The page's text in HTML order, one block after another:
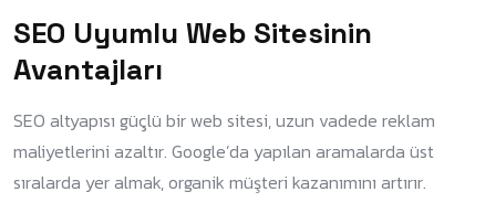
SEO Uyumlu Web Sitesinin
Avantajları
SEO altyapısı güçlü bir web sitesi, uzun vadede reklam
maliyetlerini azaltır. Google’da yapılan aramalarda üst
sıralarda yer almak, organik müşteri kazanımını artırır.